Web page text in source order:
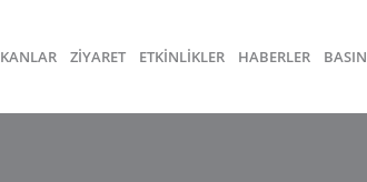
ZİYARET ETKİNLİKLER HABERLER BASIN